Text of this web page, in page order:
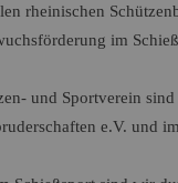
rheinischen
im
und Sportverein
e.V. und